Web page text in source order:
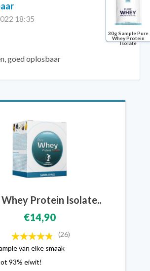
18:35
goed oplosbaar
Whey Protein Isolate..
€14,90
(26)
van elke smaak
93% eiwit!
30g Sample Pure
Whey Protein
Isolate